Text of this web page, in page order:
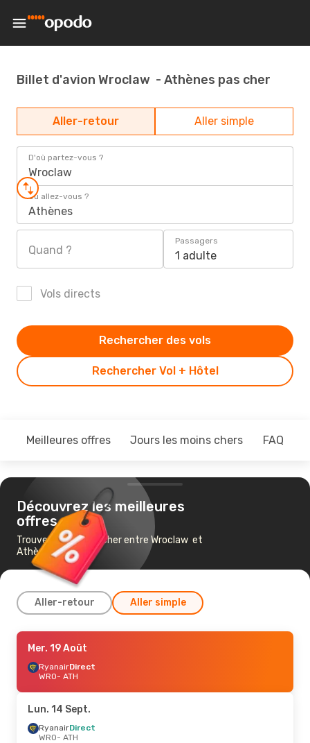
Billet d'avion Wroclaw - Athènes pas cher
Aller-retour Aller simple
D'où partez-vous ?
Wroclaw
Où allez-vous ?
Athènes
Quand ?
Passagers
1 adulte
Vols directs
Rechercher Vol + Hôtel
Rechercher des vols
Meilleures offres Jours les moins chers FAQ
Découvrez les meilleures
offres
Trouvez un vol pas cher entre Wroclaw et
Athènes
Aller-retour Aller simple
Ven. 16 Oct.- Jeu. 22 Oct.
RyanairDirect
WRO- ATH
ATH- WRO
Mer. 19 Août
RyanairDirect
WRO- ATH
Lun. 14 Sept.
RyanairDirect
WRO- ATH